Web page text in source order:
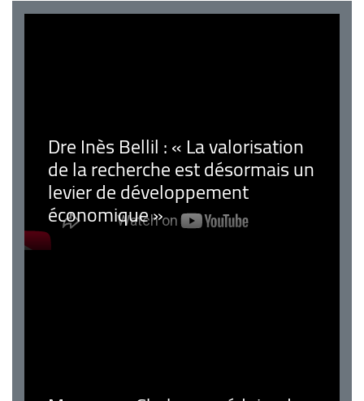
Dre Inès Bellil : « La valorisation
de la recherche est désormais un
levier de développement
économique »